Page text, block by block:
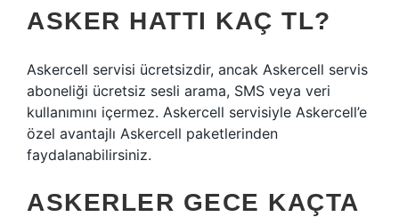
ASKER HATTI KAÇ TL?
Askercell servisi ücretsizdir, ancak Askercell servis
aboneliği ücretsiz sesli arama, SMS veya veri
kullanımını içermez. Askercell servisiyle Askercell’e
özel avantajlı Askercell paketlerinden
faydalanabilirsiniz.
ASKERLER GECE KAÇTA